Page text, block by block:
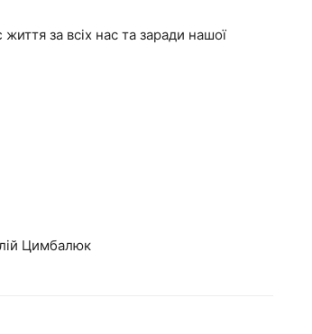
життя за всіх нас та заради нашої